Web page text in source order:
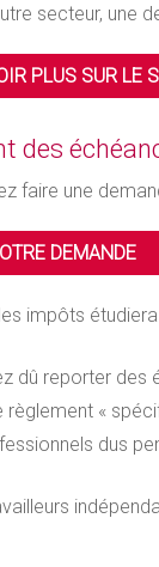
secteur, une
PLUS SUR LE
des
faire une
DEMANDE
impôts
dû reporter des
règlement «
dus